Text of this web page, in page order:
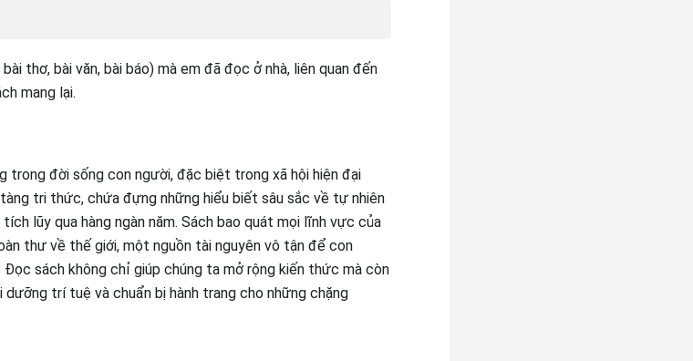
thơ, bài văn, bài báo) mà em đã đọc ở nhà, liên quan đến
mang lại.
trong đời sống con người, đặc biệt trong xã hội hiện đại
tri thức, chứa đựng những hiểu biết sâu sắc về tự nhiên
lũy qua hàng ngàn năm. Sách bao quát mọi lĩnh vực của
thư về thế giới, một nguồn tài nguyên vô tận để con
Đọc sách không chỉ giúp chúng ta mở rộng kiến thức mà còn
trí tuệ và chuẩn bị hành trang cho những chặng